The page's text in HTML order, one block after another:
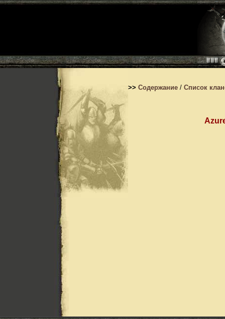
>> Содержание / Список